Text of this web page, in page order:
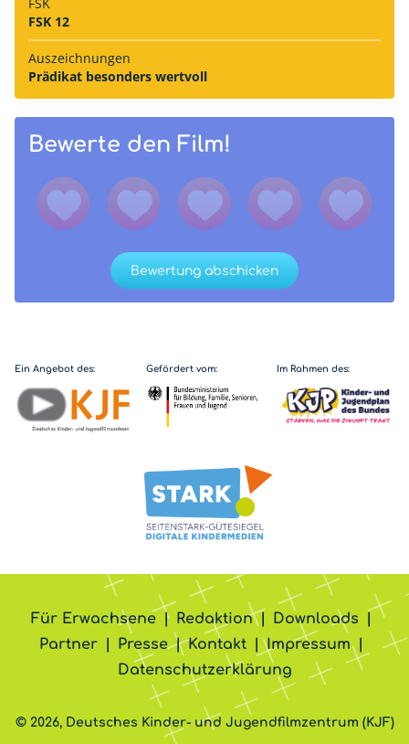
FSK 12
Auszeich­nungen
Prädikat besonders wertvoll
Bewerte den Film!
Bewertung abschicken
Ein Angebot des: Gefördert vom: Im Rahmen des:
Für Erwachsene Redaktion
Downloads
Partner
Presse Kontakt
Impressum
Datenschutzerklärung
© 2026, Deutsches Kinder- und Jugendfilmzentrum (KJF)